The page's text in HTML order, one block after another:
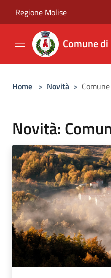
Regione Molise
Comune
Home > Novità > Comune
Novità: